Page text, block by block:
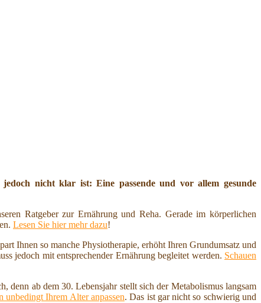
nicht klar ist: Eine passende und vor allem gesunde
Ratgeber zur Ernährung und Reha. Gerade im körperlichen
Lesen Sie hier mehr dazu!
Ihnen so manche Physiotherapie, erhöht Ihren Grundumsatz und
jedoch mit entsprechender Ernährung begleitet werden. Schauen
denn ab dem 30. Lebensjahr stellt sich der Metabolismus langsam
unbedingt Ihrem Alter anpassen. Das ist gar nicht so schwierig und